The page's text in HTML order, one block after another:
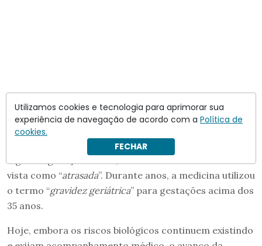
vista como “atrasada”. Durante anos, a medicina utilizou
o termo “gravidez geriátrica” para gestações acima dos
35 anos.
Hoje, embora os riscos biológicos continuem existindo
Utilizamos cookies e tecnologia para aprimorar sua
experiência de navegação de acordo com a Política de
cookies.
FECHAR